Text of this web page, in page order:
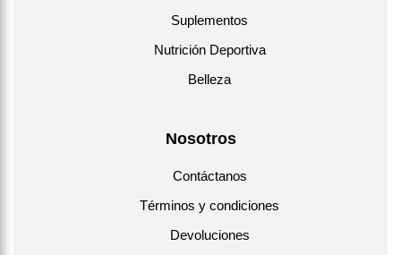
Suplementos
Nutrición Deportiva
Belleza
Nosotros
Contáctanos
Términos y condiciones
Devoluciones